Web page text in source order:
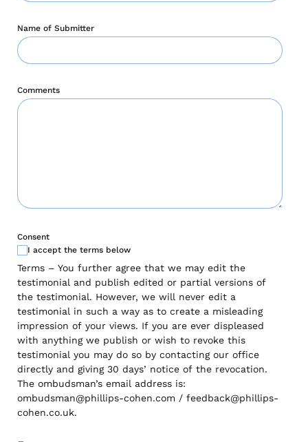
Name of Submitter
Comments
Consent
I accept the terms below
Terms – You further agree that we may edit the
testimonial and publish edited or partial versions of
the testimonial. However, we will never edit a
testimonial in such a way as to create a misleading
impression of your views. If you are ever displeased
with anything we publish or wish to revoke this
testimonial you may do so by contacting our office
directly and giving 30 days’ notice of the revocation.
The ombudsman’s email address is:
ombudsman@phillips-cohen.com / feedback@phillips-
cohen.co.uk.